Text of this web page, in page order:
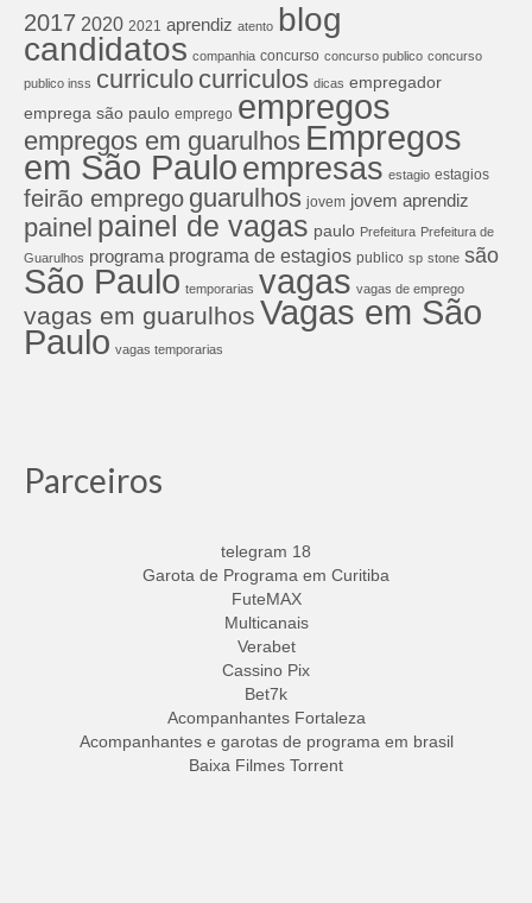
2017 2020 2021 aprendiz atento blog
candidatos companhia concurso concurso publico concurso
publico inss curriculo curriculos dicas empregador
emprega são paulo emprego empregos
empregos em guarulhos Empregos
em São Pauloempresas estagio estagios
feirão emprego guarulhos jovem jovem aprendiz
painel painel de vagas paulo Prefeitura Prefeitura de
Guarulhos programa programa de estagios publico sp stone são
São Paulo temporarias vagas vagas de emprego
vagas em guarulhos Vagas em São
Paulo vagas temporarias
Parceiros
telegram 18
Garota de Programa em Curitiba
FuteMAX
Multicanais
Verabet
Cassino Pix
Bet7k
Acompanhantes Fortaleza
Acompanhantes e garotas de programa em brasil
Baixa Filmes Torrent